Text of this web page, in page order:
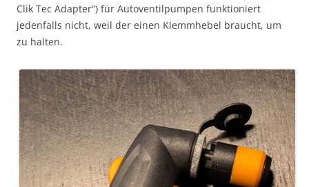
Clik Tec Adapter“) für Autoventilpumpen funktioniert
jedenfalls nicht, weil der einen Klemmhebel braucht, um
zu halten.